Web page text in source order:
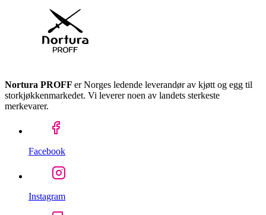
Nortura PROFF er Norges ledende leverandør av kjøtt og egg til
storkjøkkenmarkedet. Vi leverer noen av landets sterkeste
merkevarer.
Facebook
Instagram